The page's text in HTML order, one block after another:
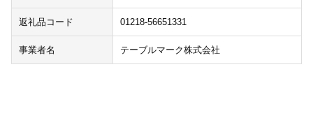
返礼品コード 01218-56651331
事業者名 テーブルマーク株式会社